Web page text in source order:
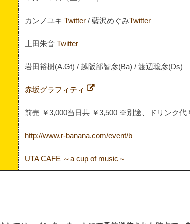
カンノユキ Twitter / 藍沢めぐみTwitter
上田朱音 Twitter
岩田裕樹(A.Gt) / 越阪部智彦(Ba) / 渡辺聡彦(Ds)
赤坂グラフィティ
前売 ￥3,000当日共 ￥3,500 ※別途、ドリンク代
http://www.r-banana.com/event/b
UTA CAFE ～a cup of music～